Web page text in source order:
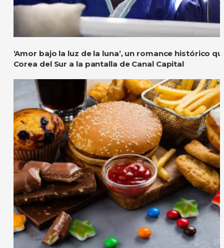
‘Amor bajo la luz de la luna’, un romance histórico
Corea del Sur a la pantalla de Canal Capital